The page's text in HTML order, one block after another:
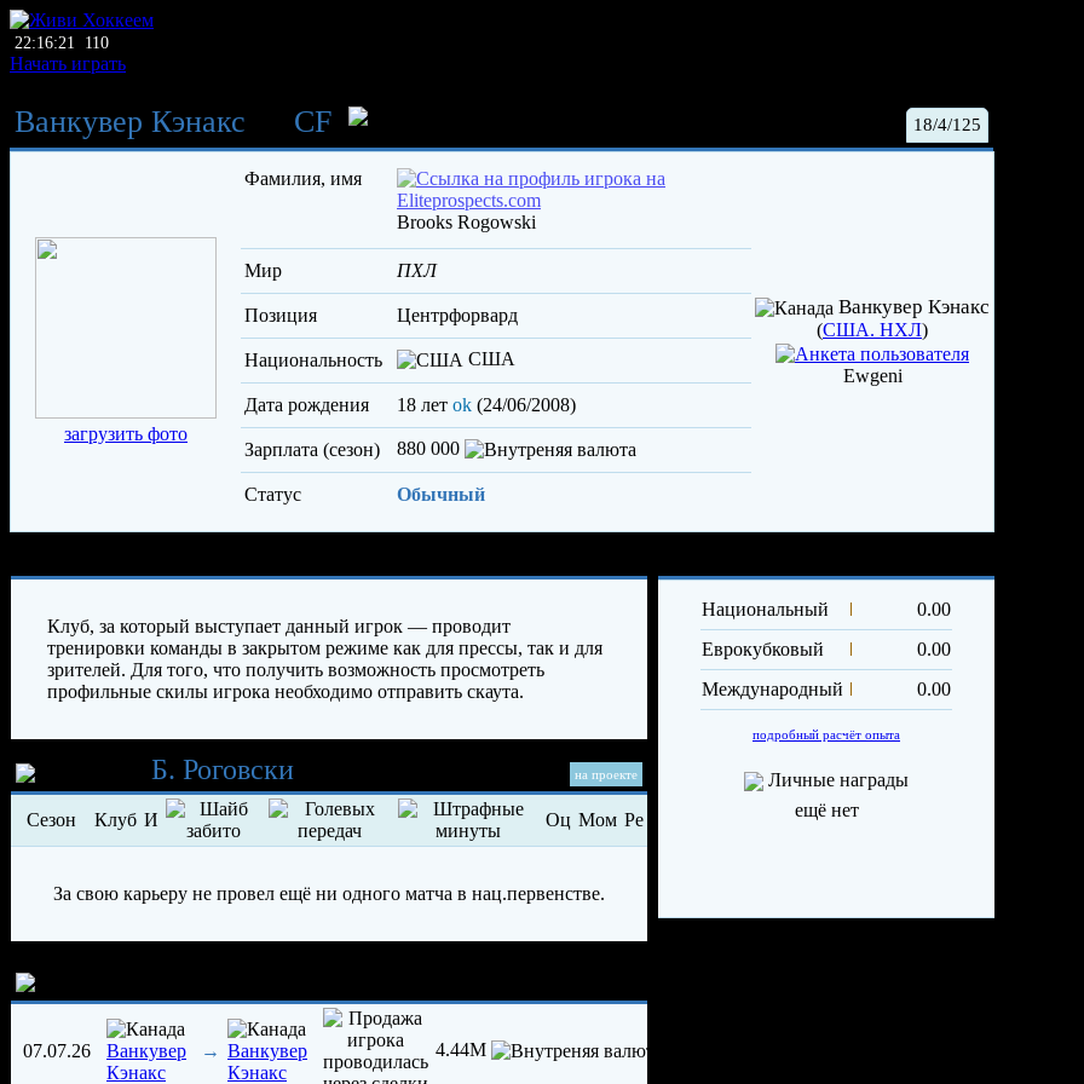
22:16:21 110
Начать играть
18/4/125
Ванкувер Кэнакс CF
загрузить фото
Фамилия, имя
Brooks Rogowski
Мир ПХЛ
Позиция центрфорвард
Национальность США
Дата рождения 18 лет ok (24/06/2008)
Зарплата (сезон) 880 000
Статус Обычный
Ванкувер Кэнакс
(США. НХЛ)
Ewgeni
Клуб, за который выступает данный игрок — проводит
тренировки команды в закрытом режиме как для прессы, так и для
зрителей. Для того, что получить возможность просмотреть
профильные скилы игрока необходимо отправить скаута.
на проекте
Б. Роговски
Сезон Клуб И Оц Мом Ре
За свою карьеру не провел ещё ни одного матча в нац.первенстве.
07.07.26
Ванкувер
Кэнакс
→ Ванкувер
Кэнакс
4.44M
Национальный
0.00
Еврокубковый
0.00
Международный
0.00
подробный расчёт опыта
Личные награды
ещё нет